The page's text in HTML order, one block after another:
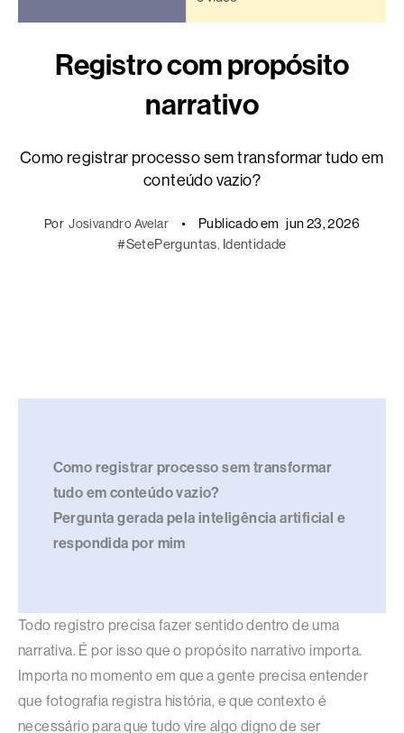
Registro com propósito
narrativo
Como registrar processo sem transformar tudo em
conteúdo vazio?
Por Josivandro Avelar Publicado em jun 23, 2026
#SetePerguntas, Identidade
Como registrar processo sem transformar
tudo em conteúdo vazio?
Pergunta gerada pela inteligência artificial e
respondida por mim
Todo registro precisa fazer sentido dentro de uma
narrativa. É por isso que o propósito narrativo importa.
Importa no momento em que a gente precisa entender
que fotografia registra história, e que contexto é
necessário para que tudo vire algo digno de ser